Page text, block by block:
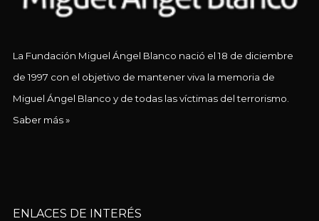
La Fundación Miguel Ángel Blanco nació el 18 de diciembre
de 1997 con el objetivo de mantener viva la memoria de
Miguel Ángel Blanco y de todas las víctimas del terrorismo.
Saber más »
ENLACES DE INTERÉS